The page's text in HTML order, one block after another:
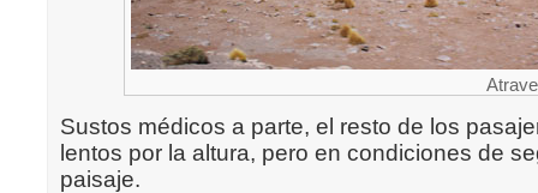
Sustos médicos a parte, el resto de los
lentos por la altura, pero en condiciones de
paisaje.